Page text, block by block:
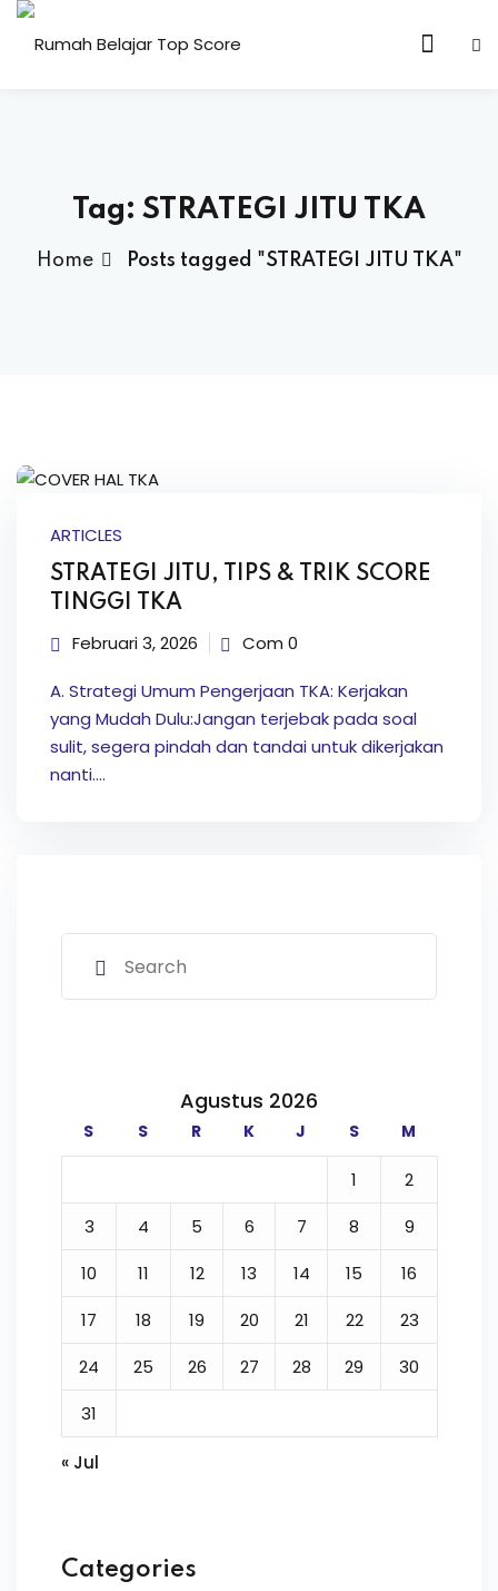
Usia 2-7 Tahun
Elementary
Edukasi
Siswa
dan Kolaborasi
Top Score
Ujian
Tag: STRATEGI JITU TKA
Home Posts tagged "STRATEGI JITU TKA"
ARTICLES
STRATEGI JITU, TIPS & TRIK SCORE
TINGGI TKA
Februari 3, 2026 Com 0
A. Strategi Umum Pengerjaan TKA: Kerjakan
yang Mudah Dulu:Jangan terjebak pada soal
sulit, segera pindah dan tandai untuk dikerjakan
nanti.…
Agustus 2026
S S R K J S M
1
2
3
4 5 6 7 8
9
10
11 12 13 14 15
16
17
18 19 20 21 22
23
24
25 26 27 28 29
30
31
« Jul
Categories